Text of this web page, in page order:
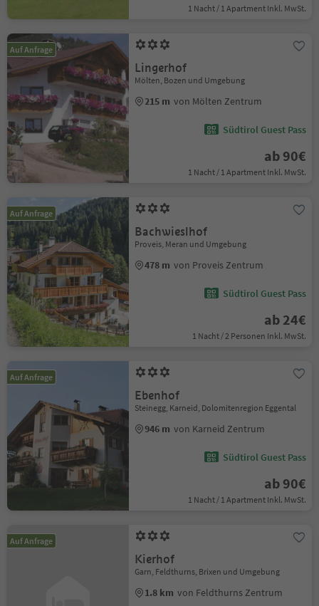
1 Nacht / 1 Apartment Inkl. MwSt.
Auf Anfrage
Lingerhof
Mölten, Bozen und Umgebung
215 m von Mölten Zentrum
Südtirol Guest Pass
ab 90€
1 Nacht / 1 Apartment Inkl. MwSt.
Auf Anfrage
Bachwieslhof
Proveis, Meran und Umgebung
478 m von Proveis Zentrum
Südtirol Guest Pass
ab 24€
1 Nacht / 2 Personen Inkl. MwSt.
Auf Anfrage
Ebenhof
Steinegg, Karneid, Dolomitenregion Eggental
946 m von Karneid Zentrum
Südtirol Guest Pass
ab 90€
1 Nacht / 1 Apartment Inkl. MwSt.
Auf Anfrage
Kierhof
Garn, Feldthurns, Brixen und Umgebung
1.8 km von Feldthurns Zentrum